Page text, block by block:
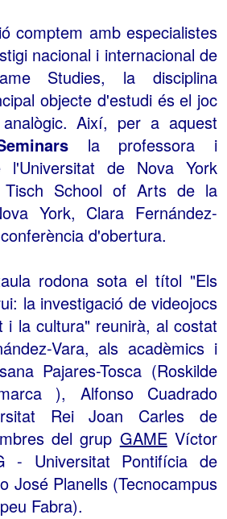
comptem amb especialistes
nacional i internacional de
Studies, la disciplina
objecte d'estudi és el joc
Així, per a aquest
la professora i
l'Universitat de Nova York
School of Arts de la
York, Clara Fernández-
d'obertura.
rodona sota el títol "Els
la investigació de videojocs
i la cultura" reunirà, al costat
Vara, als acadèmics i
Pajares-Tosca (Roskilde
), Alfonso Cuadrado
Rei Joan Carles de
del grup GAMEVíctor
- Universitat Pontifícia de
José Planells (Tecnocampus
Fabra).